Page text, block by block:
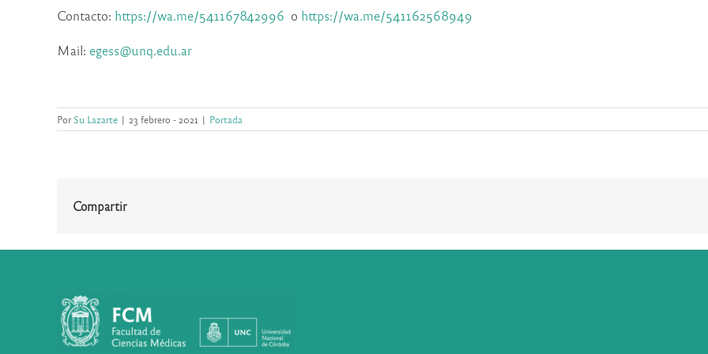
Contacto: https://wa.me/541167842996 o https://wa.me/541162568949
Mail: egess@unq.edu.ar
PorSu Lazarte | 23 febrero - 2021 | Portada
Compartir